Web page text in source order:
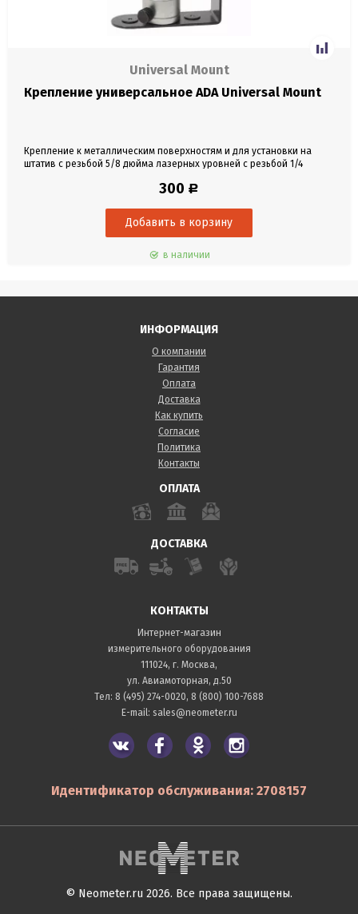
Universal Mount
Крепление универсальное ADA Universal Mount
Крепление к металлическим поверхностям и для установки на
штатив с резьбой 5/8 дюйма лазерных уровней с резьбой 1/4
300 Р
в наличии
ИНФОРМАЦИЯ
О компании
Гарантия
Оплата
Доставка
Как купить
Согласие
Политика
Контакты
ОПЛАТА
ДОСТАВКА
КОНТАКТЫ
Интернет-магазин
измерительного оборудования
111024, г. Москва,
ул. Авиамоторная, д.50
Тел: 8 (495) 274-0020, 8 (800) 100-7688
E-mail: sales@neometer.ru
Идентификатор обслуживания: 2708157
© Neometer.ru 2026. Все права защищены.